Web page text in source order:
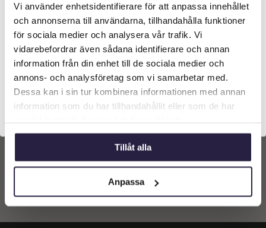
Vi använder enhetsidentifierare för att anpassa innehållet
och annonserna till användarna, tillhandahålla funktioner
för sociala medier och analysera vår trafik. Vi
vidarebefordrar även sådana identifierare och annan
information från din enhet till de sociala medier och
annons- och analysföretag som vi samarbetar med.
Dessa kan i sin tur kombinera informationen med annan
information som du har tillhandahållit eller som de har
Tillåt alla
Anpassa
Belysning l Bordslampa
Kristall & Guld
2299kr
Belysning l Bordslampa
Kristall Beige 28X54cm
2199kr
Välkommen till Webflower
Vilken typ av kund är du? Du kan alltid justera ditt val
längst upp på sidan.
Företagskund (exkl. moms)
Privatkund (inkl. moms)